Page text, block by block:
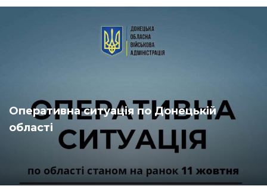
Оперативна ситуація по Донецькій
області